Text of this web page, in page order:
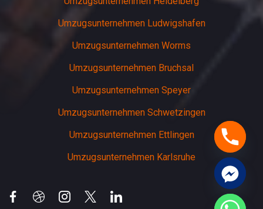
Umzugsunternehmen Ludwigshafen
Umzugsunternehmen Worms
Umzugsunternehmen Bruchsal
Umzugsunternehmen Speyer
Umzugsunternehmen Schwetzingen
Umzugsunternehmen Ettlingen
Umzugsunternehmen Karlsruhe